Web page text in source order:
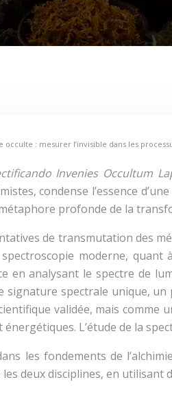
occulte : mesurer l’invisible dans les
Invenies Occultum
condense l’essence
profonde de la
de transmutation des
moderne,
en analysant le spectre de
signature spectrale unique, un
validée, mais
L’étude de la
les fondements de
deux disciplines, en